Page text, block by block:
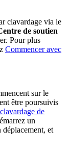
clavardage via le
de soutien
Pour plus
Commencer avec
sur le
être poursuivis
de
un
et